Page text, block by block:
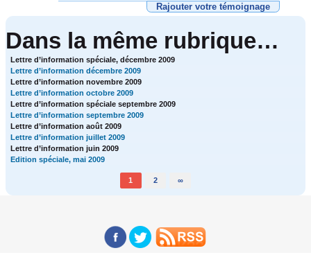
Rajouter votre témoignage
Dans la même rubrique…
Lettre d’information spéciale, décembre 2009
Lettre d’information décembre 2009
Lettre d’information novembre 2009
Lettre d’information octobre 2009
Lettre d’information spéciale septembre 2009
Lettre d’information septembre 2009
Lettre d’information août 2009
Lettre d’information juillet 2009
Lettre d’information juin 2009
Edition spéciale, mai 2009
1 2 ∞